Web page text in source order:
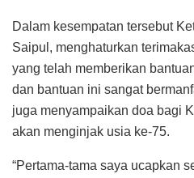
Dalam kesempatan tersebut
Saipul, menghaturkan
yang telah memberikan
dan bantuan ini sangat
juga menyampaikan doa bagi
akan menginjak usia ke-75.
“Pertama-tama saya ucapkan